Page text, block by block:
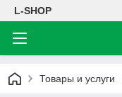
L-SHOP
Товары и услуги